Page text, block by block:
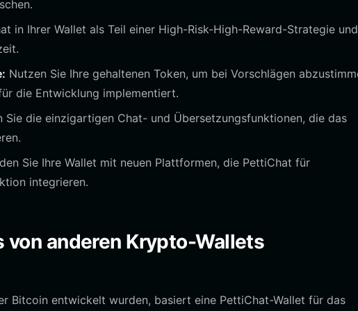
in Ihrer Wallet als Teil einer High-Risk-High-Reward-Strategie und
Nutzen Sie Ihre gehaltenen Token, um bei Vorschlägen
die Entwicklung implementiert.
Sie die einzigartigen Chat- und Übersetzungsfunktionen, die das
Sie Ihre Wallet mit neuen Plattformen, die PettiChat für
integrieren.
anderen Krypto-Wallets
Bitcoin entwickelt wurden, basiert eine PettiChat-Wallet für das